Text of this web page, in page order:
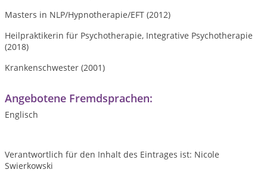
Masters in NLP/Hypnotherapie/EFT (2012)
Heilpraktikerin für Psychotherapie, Integrative Psychotherapie
(2018)
Krankenschwester (2001)
Angebotene Fremdsprachen:
Englisch
Verantwortlich für den Inhalt des Eintrages ist: Nicole
Swierkowski